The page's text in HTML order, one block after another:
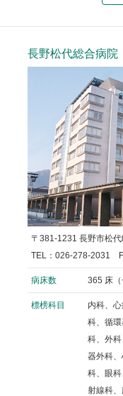
長野松代総合病院
〒381-1231 長野市松
TEL：026-278-2031
病床数 365 床（
標榜科目
内科、
科、循
科、外
器外科
科、眼
射線科